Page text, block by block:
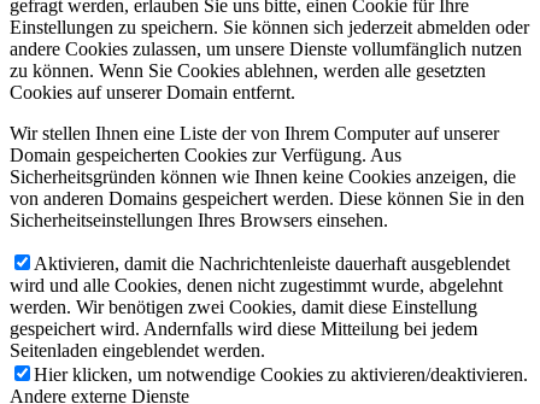
gefragt werden, erlauben Sie uns bitte, einen Cookie für Ihre
Einstellungen zu speichern. Sie können sich jederzeit abmelden oder
andere Cookies zulassen, um unsere Dienste vollumfänglich nutzen
zu können. Wenn Sie Cookies ablehnen, werden alle gesetzten
Cookies auf unserer Domain entfernt.
Wir stellen Ihnen eine Liste der von Ihrem Computer auf unserer
Domain gespeicherten Cookies zur Verfügung. Aus
Sicherheitsgründen können wie Ihnen keine Cookies anzeigen, die
von anderen Domains gespeichert werden. Diese können Sie in den
Sicherheitseinstellungen Ihres Browsers einsehen.
Aktivieren, damit die Nachrichtenleiste dauerhaft ausgeblendet
wird und alle Cookies, denen nicht zugestimmt wurde, abgelehnt
werden. Wir benötigen zwei Cookies, damit diese Einstellung
gespeichert wird. Andernfalls wird diese Mitteilung bei jedem
Seitenladen eingeblendet werden.
Hier klicken, um notwendige Cookies zu aktivieren/deaktivieren.
Andere externe Dienste